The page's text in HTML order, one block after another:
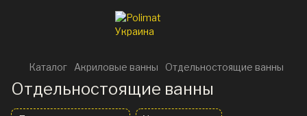
Каталог Акриловые ванны Отдельностоящие ванны
Отдельностоящие ванны